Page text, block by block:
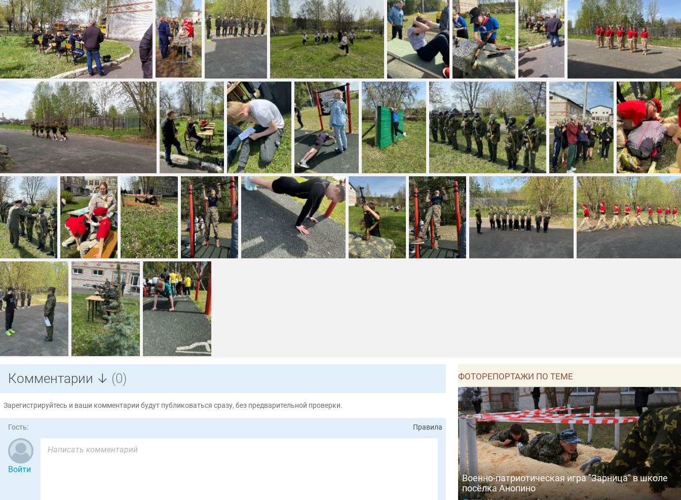
Комментарии ↓ (0)
Зарегистрируйтесь и ваши комментарии будут публиковаться сразу, без предварительной проверки.
Гость: Правила
Войти
ФОТОРЕПОРТАЖИ ПО ТЕМЕ
Военно-патриотическая игра "Зарница" в школе
посёлка Анопино